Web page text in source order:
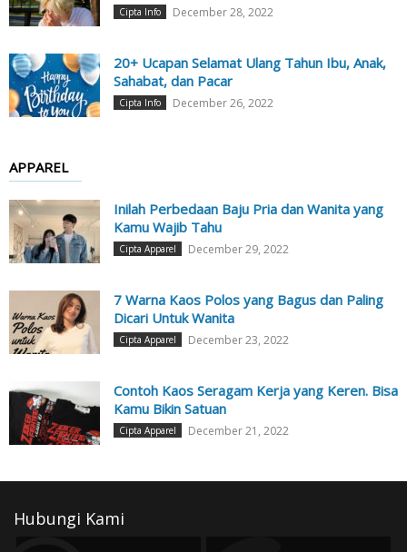
Cipta Info December 28, 2022
20+ Ucapan Selamat Ulang Tahun Ibu, Anak,
Sahabat, dan Pacar
Cipta Info December 26, 2022
APPAREL
Inilah Perbedaan Baju Pria dan Wanita yang
Kamu Wajib Tahu
Cipta Apparel December 29, 2022
7 Warna Kaos Polos yang Bagus dan Paling
Dicari Untuk Wanita
Cipta Apparel December 23, 2022
Contoh Kaos Seragam Kerja yang Keren. Bisa
Kamu Bikin Satuan
Cipta Apparel December 21, 2022
Hubungi Kami